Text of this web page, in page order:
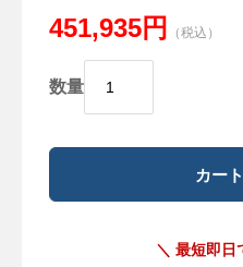
451,935円 （税込）
数量
＼ 最短即日